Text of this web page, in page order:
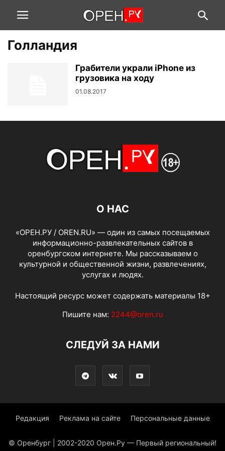
Голландия
Грабители украли iPhone из
грузовика на ходу
01.08.2017
О НАС
«ОРЕН.РУ / OREN.RU» — один из самых посещаемых
информационно-развлекательных сайтов в
оренбургском интернете. Мы рассказываем о
культурной и общественной жизни, развлечениях,
услугах и людях.
Настоящий ресурс может содержать материалы 18+
Пишите нам: 2244@oren.ru
СЛЕДУЙ ЗА НАМИ
Редакция Реклама на сайте Персональные данные
© Оренбург | 2002-2020 Орен.Ру — Первый региональный!